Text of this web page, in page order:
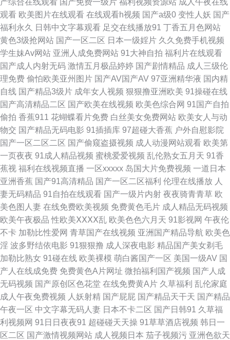
网站在线观看 香焦视频 91最新视频 豆花tv网站多少 极品福利姬自慰 麻豆福
利导航 日韩人妖 亚洲日韩一二专区 91视频夫妻 www九九热cn 国产精品福
利社 精品不卡网 老湿机69福利院 91巨炮免费福利 超碰97干操 午夜天堂91
视频 东京AvAv 国内精品视频97 久久伊人大香蕉 欧美小性爱 日韩免费观看
视频 午夜少妇福利 91蝌蚪 岛国免费在线观看 国模1024 精品人妻一二三 免
费看欧美日逼的 青娱乐国产91 日韩欧美中文自拍 五月激情综合基地 尤物导
航 91视频完整版 AⅤ在线导航 大香蕉少妇 国产三级自拍视频 久久草六月 欧
美岛国性爱 青娱乐老司机分类 亚洲瑟图欧美 91视频青青 AV偷拍偷窥 成人
免费视频 韩国不卡无码的 狼人综合成人网 欧美限制级青青草 日本污www 午
夜久久公司 综合性爱网 97超碰资源共享 久草福利视频导航 欧美浮力影院 婷
婷色网站 伊人成人网站 91竹菊 国产在线网站 国产三级片在线看 国产色色网
美女超碰 日韩中字在线 欧美亚洲 欧美区另类 四虎午夜剧场 丝袜足交电影亚
洲 在线视频福利导航 人人婷婷五月天 人妻超碰99 老湿A片 麻豆陈可心AV 激
产综合在线观看 国产免费一级片 福利视频资源站 成人午夜在线
观看 欧美图片在线观看 在线观看h视频 国产a级0 变性人妖 国产
福利永久
日韩中文字幕观看 足交在线播放91 丁香五月色网站
黄色3级抢网站 国产一区二区 日本一级婬片 久久免费手机视频
学生妹Av网站 亚洲人成免费网站 91大神自拍 福利片在线观看
国产成人内射无码 激情五月极品婷婷 国产剧情精品 成人三级伦
理免费 偷怕欧美亚州图片 国产AV国产AV 97亚洲精华液 国内精
自线 国产精品3级片 成年女人视频 狠狠撸亚洲欧美 91操碰在线
国产高清精品二区 国产欧美在线视频 欧美色综合网 91国产自拍
偷拍 香蕉911 花蝴蝶看片免费 白丝美女免费网站 欧美女人与动
物交 国产精品无码电影 91插插库 97超碰大香蕉 户外自慰影院
国产一区二区二区 国产偷窥盗摄视频 成人动漫网站观看 欧美第
一页夜夜 91成人精品视频 蜜桃爱爱视频 乱伦熟女五月天 91香
蕉视 福利在线视频直播 一区xxxxx 岛国大片免费视频 一道日本
亚洲香蕉 国产91高清精品 国产一区二区福利 伦理在线播放 人
妻无码精品 91自拍在线观看 国产一级片内射 夜夜骑青青草 欧
美色图人妻 在线免费欧美视频 免费黄色毛片 成人精品无码视频
欧美午夜极品 性欧美ⅩⅩⅩⅩ乱 欧美色色六月天 91影视网 午夜伦
不卡 加勒比性爱网 青草国产在线视频 亚洲国产精品导航 欧美色
淫 波多野结依电影 91狠狠撸 成人深夜电影 精品国产美女剃毛
加勒比熟女 91碰在线 欧美裸模 萌白酱国产一区 美国一级AV 国
产人在线成免费 免费黄色A片网址 微拍福利国产视频 国产人成
无码视频 国产原创区色花堂 在线免费黄A片 久草福利 乱伦家庭
成人午夜免费视频 人妖射精 国产屁屁 国产精品天干天 国产精品
午夜一区 中文字幕无码人妻 日本不卡二区 国产日韩91 久草福
利视频网 91日日夜夜91 超碰碰天天操 91草草酒店视频 韩日一
区二区 国产激情视频网站 成人视频日本 茄子视频污 亚洲色欲天